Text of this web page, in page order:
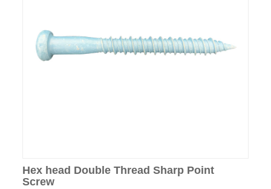
Hex head Double Thread Sharp Point
Screw